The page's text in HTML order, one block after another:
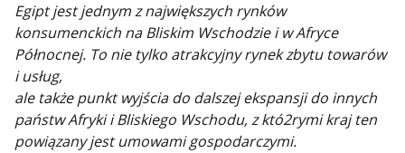
Egipt jest jednym z największych rynków
konsumenckich na Bliskim Wschodzie i w Afryce
Północnej. To nie tylko atrakcyjny rynek zbytu towarów
i usług,
ale także punkt wyjścia do dalszej ekspansji do innych
państw Afryki i Bliskiego Wschodu, z któ2rymi kraj ten
powiązany jest umowami gospodarczymi.